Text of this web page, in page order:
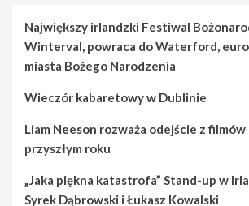
Największy irlandzki Festiwal
Winterval, powraca do Waterford,
miasta Bożego Narodzenia
Wieczór kabaretowy w Dublinie
Liam Neeson rozważa odejście z filmów
przyszłym roku
„Jaka piękna katastrofa” Stand-up w
Syrek Dąbrowski i Łukasz Kowalski